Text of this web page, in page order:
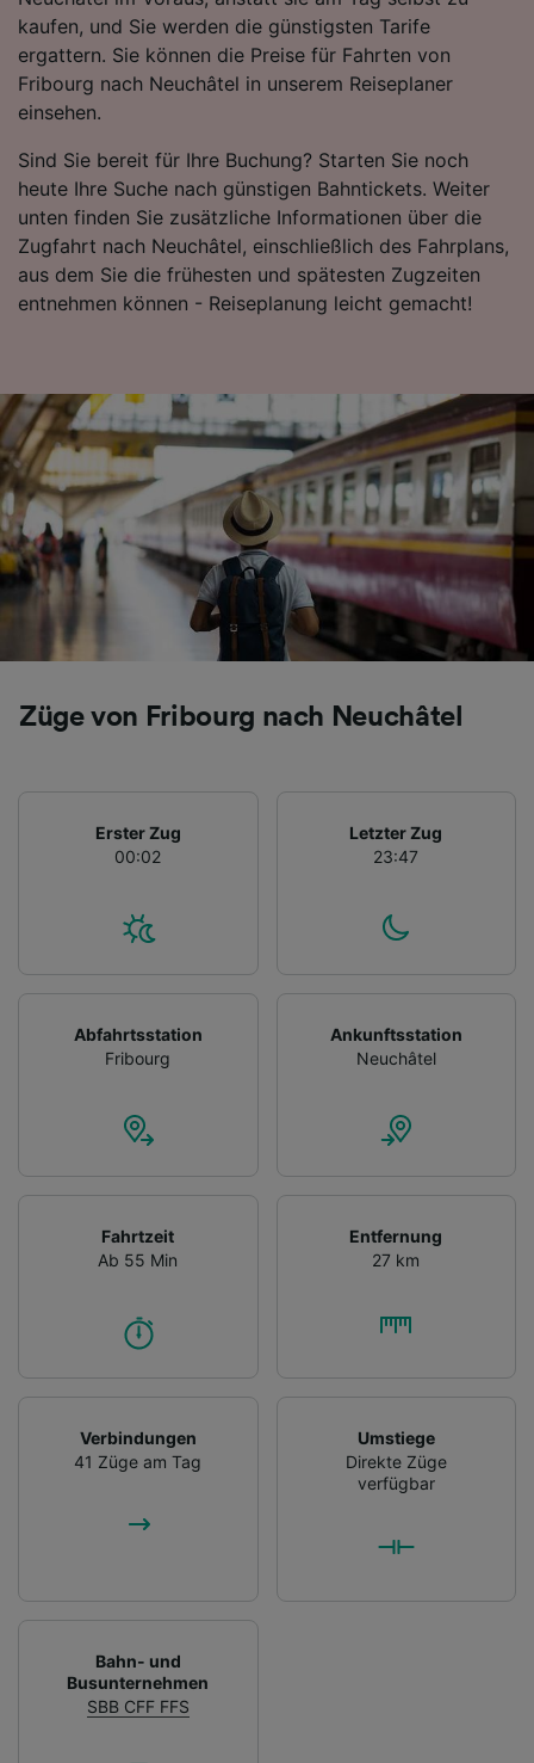
kaufen, und Sie werden die günstigsten Tarife
ergattern. Sie können die Preise für Fahrten von
Fribourg nach Neuchâtel in unserem Reiseplaner
einsehen.
Sind Sie bereit für Ihre Buchung? Starten Sie noch
heute Ihre Suche nach günstigen Bahntickets. Weiter
unten finden Sie zusätzliche Informationen über die
Zugfahrt nach Neuchâtel, einschließlich des Fahrplans,
aus dem Sie die frühesten und spätesten Zugzeiten
entnehmen können - Reiseplanung leicht gemacht!
Züge von Fribourg nach Neuchâtel
Erster Zug
00:02
Letzter Zug
23:47
Abfahrtsstation
Fribourg
Ankunftsstation
Neuchâtel
Fahrtzeit
Ab 55 Min
Entfernung
27 km
Verbindungen
41 Züge am Tag
Umstiege
Direkte Züge
verfügbar
Bahn- und
Busunternehmen
SBB CFF FFS
werden unseren Partnern signalisiert und
haben keinen Einfluss auf Surfdaten. Ihre
Daten werden nicht für Tracking-Zwecke
verwendet, wenn Sie uns gebeten haben, Ihr
Wir und unsere Partner verarbeiten Daten, um
Folgendes bereitzustellen:
Verwendung genauer Standortdaten.
Endgeräteeigenschaften zur Identifikation
aktiv abfragen. Speichern von oder Zugriff auf
Informationen auf einem Endgerät.
Inhalten, Zielgruppenforschung sowie
Entwicklung und Verbesserung von
Angeboten.
Liste der Partner (Lieferanten)